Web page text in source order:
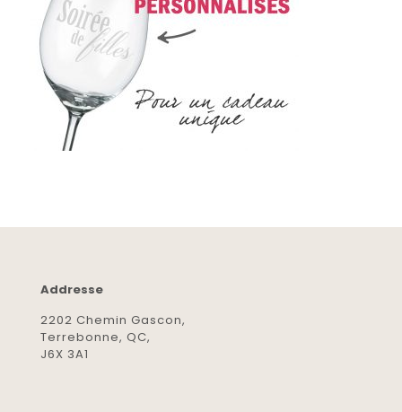
Addresse
2202 Chemin Gascon,
Terrebonne, QC,
J6X 3A1